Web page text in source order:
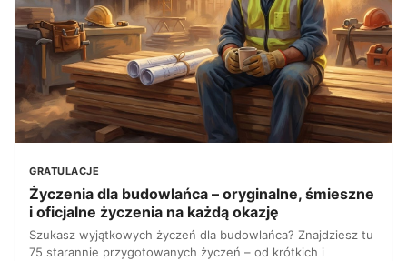
GRATULACJE
Życzenia dla budowlańca – oryginalne, śmieszne
i oficjalne życzenia na każdą okazję
Szukasz wyjątkowych życzeń dla budowlańca? Znajdziesz tu
75 starannie przygotowanych życzeń – od krótkich i